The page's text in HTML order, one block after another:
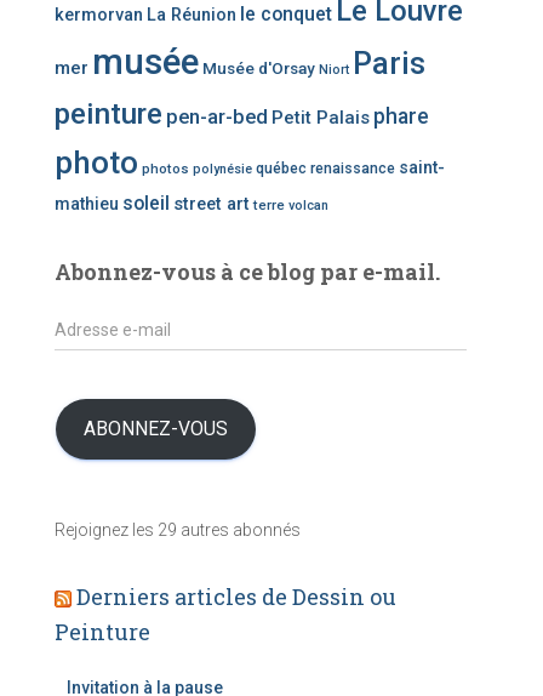
g
r
i
e
d
’
a
kermorvan La Réunion le conquet Le Louvre
mer musée Musée d'Orsay Niort Paris
peinture pen-ar-bed Petit Palais phare
photo photos polynésie québec renaissance saint-
mathieu soleil street art terre volcan
Abonnez-vous à ce blog par e-mail.
A
d
s
s
-
a
i
l
ABONNEZ-VOUS
Rejoignez les 29 autres abonnés
Derniers articles de Dessin ou
Peinture
Invitation à la pause